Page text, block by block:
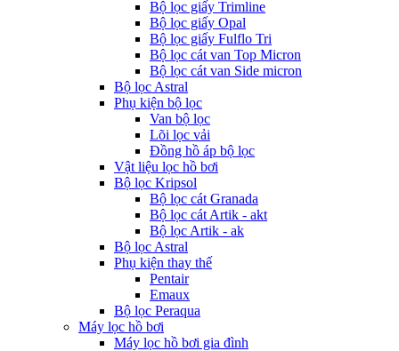
Bộ lọc giấy Trimline
Bộ lọc giấy Opal
Bộ lọc giấy Fulflo Tri
Bộ lọc cát van Top Micron
Bộ lọc cát van Side micron
Bộ lọc Astral
Phụ kiện bộ lọc
Van bộ lọc
Lõi lọc vải
Đồng hồ áp bộ lọc
Vật liệu lọc hồ bơi
Bộ lọc Kripsol
Bộ lọc cát Granada
Bộ lọc cát Artik - akt
Bộ lọc Artik - ak
Bộ lọc Astral
Phụ kiện thay thế
Pentair
Emaux
Bộ lọc Peraqua
Máy lọc hồ bơi
Máy lọc hồ bơi gia đình